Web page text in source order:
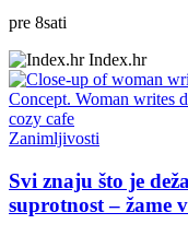
pre 8sati
Index.hr
Zanimljivosti
Svi znaju što je
suprotnost – žame